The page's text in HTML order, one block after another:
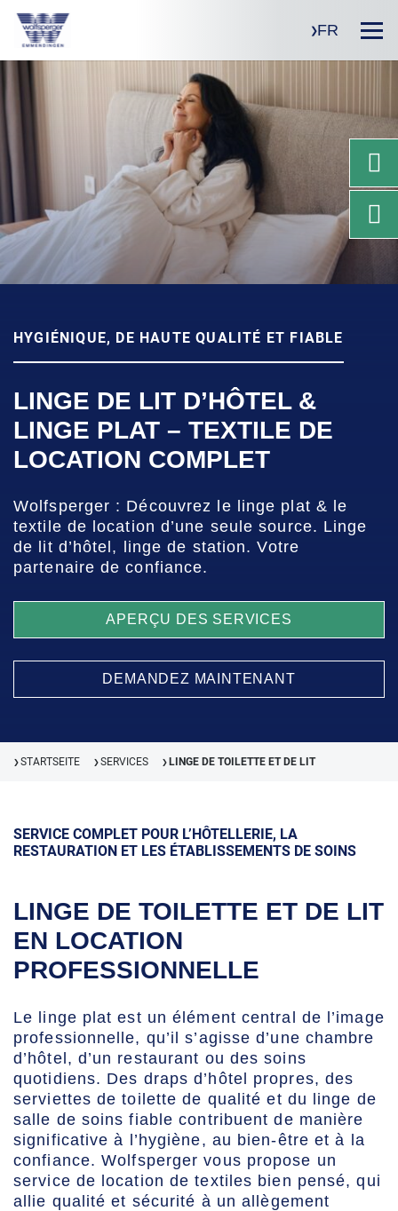
FR
HYGIÉNIQUE, DE HAUTE QUALITÉ ET FIABLE
LINGE DE LIT D’HÔTEL &
LINGE PLAT – TEXTILE DE
LOCATION COMPLET
Wolfsperger : Découvrez le linge plat & le
textile de location d’une seule source. Linge
de lit d’hôtel, linge de station. Votre
partenaire de confiance.
APERÇU DES SERVICES
DEMANDEZ MAINTENANT
❯ STARTSEITE ❯ SERVICES ❯ LINGE DE TOILETTE ET DE LIT
SERVICE COMPLET POUR L’HÔTELLERIE, LA
RESTAURATION ET LES ÉTABLISSEMENTS DE SOINS
LINGE DE TOILETTE ET DE LIT
EN LOCATION
PROFESSIONNELLE
Le linge plat est un élément central de l’image
professionnelle, qu’il s’agisse d’une chambre
d’hôtel, d’un restaurant ou des soins
quotidiens. Des draps d’hôtel propres, des
serviettes de toilette de qualité et du linge de
salle de soins fiable contribuent de manière
significative à l’hygiène, au bien-être et à la
confiance. Wolfsperger vous propose un
service de location de textiles bien pensé, qui
allie qualité et sécurité à un allègement